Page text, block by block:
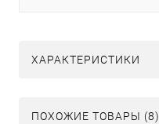
ХАРАКТЕРИСТИКИ
ПОХОЖИЕ ТОВАРЫ (8)